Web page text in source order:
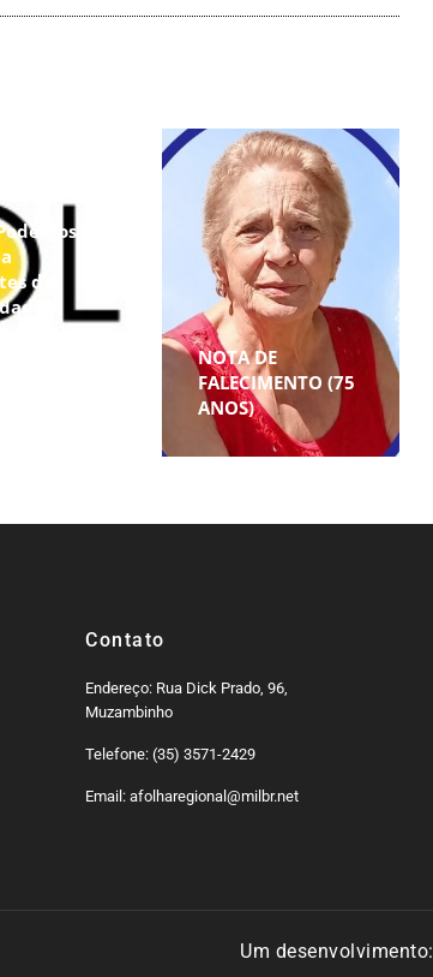
das
amplia
NOTA DE
FALECIMENTO (75
ANOS)
Contato
Endereço: Rua Dick Prado, 96,
Muzambinho
Telefone: (35) 3571-2429
Email: afolharegional@milbr.net
Um desenvolvimento: